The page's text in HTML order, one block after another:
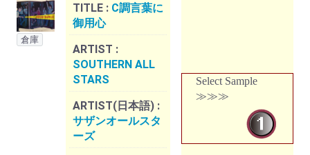
倉庫
TITLE : C調言葉に
御用心
ARTIST :
SOUTHERN ALL
STARS
ARTIST(日本語) :
サザンオールスタ
ーズ
Select Sample
≫≫≫